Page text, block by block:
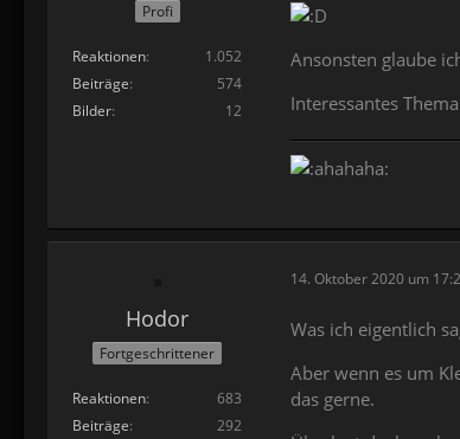
Profi
Reaktionen
1.052
Beiträge
574
Bilder
12
Ansonsten glaube
Interessantes
Hodor
Fortgeschrittener
Reaktionen
683
Beiträge
292
14. Oktober 2020 um
Was ich eigentlich
Aber wenn es um
das gerne.